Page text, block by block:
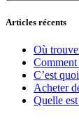
Articles récents
Où
Comment
C’est
Acheter
Quelle